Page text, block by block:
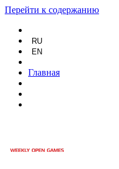
Перейти к содержанию
RU
EN
Главная